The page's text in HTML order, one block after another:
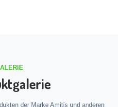
der Marke Amitis und anderen